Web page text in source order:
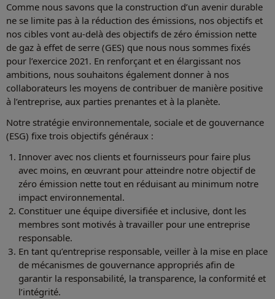
Comme nous savons que la construction d’un avenir durable
ne se limite pas à la réduction des émissions, nos objectifs et
nos cibles vont au-delà des objectifs de zéro émission nette
de gaz à effet de serre (GES) que nous nous sommes fixés
pour l’exercice 2021. En renforçant et en élargissant nos
ambitions, nous souhaitons également donner à nos
collaborateurs les moyens de contribuer de manière positive
à l’entreprise, aux parties prenantes et à la planète.
Notre stratégie environnementale, sociale et de gouvernance
(ESG) fixe trois objectifs généraux :
Innover avec nos clients et fournisseurs pour faire plus
avec moins, en œuvrant pour atteindre notre objectif de
zéro émission nette tout en réduisant au minimum notre
impact environnemental.
Constituer une équipe diversifiée et inclusive, dont les
membres sont motivés à travailler pour une entreprise
responsable.
En tant qu’entreprise responsable, veiller à la mise en place
de mécanismes de gouvernance appropriés afin de
garantir la responsabilité, la transparence, la conformité et
l’intégrité.